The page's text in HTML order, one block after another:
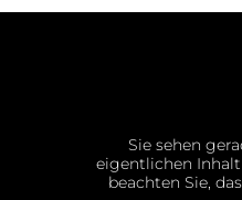
Sie sehen
eigentlichen
beachten Sie,